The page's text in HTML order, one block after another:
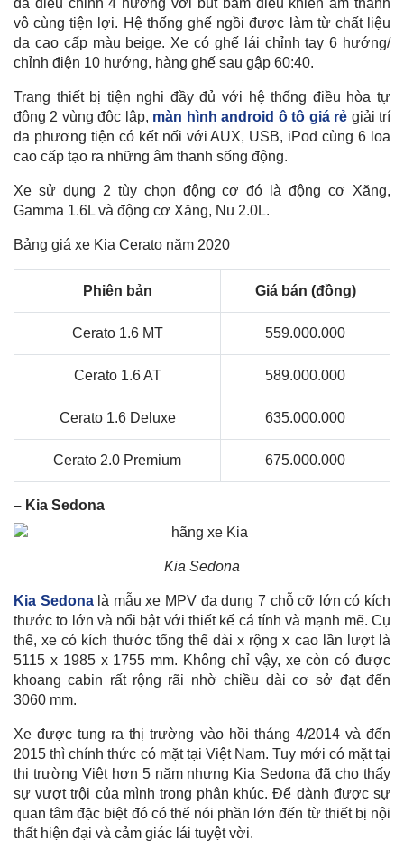
vô cùng tiện lợi. Hệ thống ghế ngồi được làm từ chất liệu
da cao cấp màu beige. Xe có ghế lái chỉnh tay 6 hướng/
chỉnh điện 10 hướng, hàng ghế sau gập 60:40.
Trang thiết bị tiện nghi đầy đủ với hệ thống điều hòa tự
động 2 vùng độc lập, màn hình android ô tô giá rẻ giải trí
đa phương tiện có kết nối với AUX, USB, iPod cùng 6 loa
cao cấp tạo ra những âm thanh sống động.
Xe sử dụng 2 tùy chọn động cơ đó là động cơ Xăng,
Gamma 1.6L và động cơ Xăng, Nu 2.0L.
Bảng giá xe Kia Cerato năm 2020
Phiên bản Giá bán (đồng)
Cerato 1.6 MT 559.000.000
Cerato 1.6 AT 589.000.000
Cerato 1.6 Deluxe 635.000.000
Cerato 2.0 Premium 675.000.000
– Kia Sedona
Kia Sedona
Kia Sedonalà mẫu xe MPV đa dụng 7 chỗ cỡ lớn có kích
thước to lớn và nổi bật với thiết kế cá tính và mạnh mẽ. Cụ
thể, xe có kích thước tổng thể dài x rộng x cao lần lượt là
5115 x 1985 x 1755 mm. Không chỉ vậy, xe còn có được
khoang cabin rất rộng rãi nhờ chiều dài cơ sở đạt đến
3060 mm.
Xe được tung ra thị trường vào hồi tháng 4/2014 và đến
2015 thì chính thức có mặt tại Việt Nam. Tuy mới có mặt tại
thị trường Việt hơn 5 năm nhưng Kia Sedona đã cho thấy
sự vượt trội của mình trong phân khúc. Để dành được sự
quan tâm đặc biệt đó có thể nói phần lớn đến từ thiết bị nội
thất hiện đại và cảm giác lái tuyệt vời.